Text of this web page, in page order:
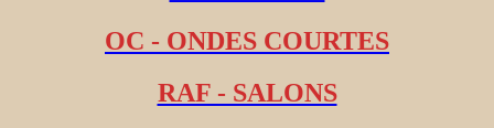
OC - ONDES COURTES
RAF - SALONS